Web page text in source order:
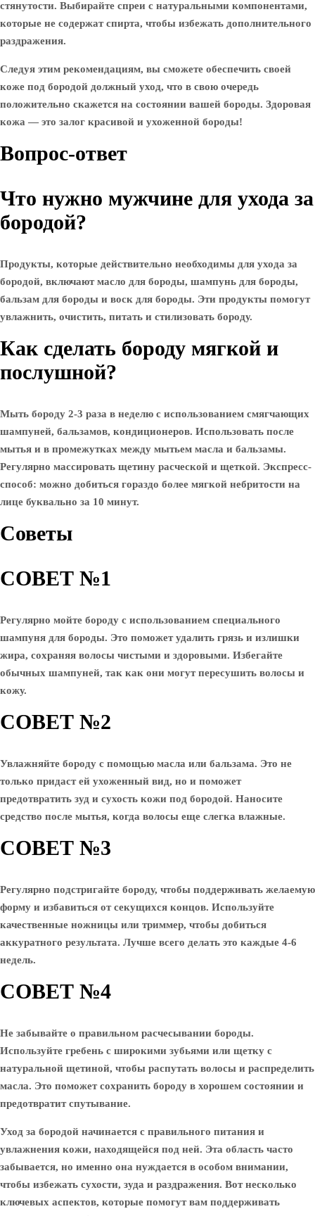
стянутости. Выбирайте спреи с натуральными компонентами,
которые не содержат спирта, чтобы избежать дополнительного
раздражения.
Следуя этим рекомендациям, вы сможете обеспечить своей
коже под бородой должный уход, что в свою очередь
положительно скажется на состоянии вашей бороды. Здоровая
кожа — это залог красивой и ухоженной бороды!
Вопрос-ответ
Что нужно мужчине для ухода за
бородой?
Продукты, которые действительно необходимы для ухода за
бородой, включают масло для бороды, шампунь для бороды,
бальзам для бороды и воск для бороды. Эти продукты помогут
увлажнить, очистить, питать и стилизовать бороду.
Как сделать бороду мягкой и
послушной?
Мыть бороду 2-3 раза в неделю с использованием смягчающих
шампуней, бальзамов, кондиционеров. Использовать после
мытья и в промежутках между мытьем масла и бальзамы.
Регулярно массировать щетину расческой и щеткой. Экспресс-
способ: можно добиться гораздо более мягкой небритости на
лице буквально за 10 минут.
Советы
СОВЕТ №1
Регулярно мойте бороду с использованием специального
шампуня для бороды. Это поможет удалить грязь и излишки
жира, сохраняя волосы чистыми и здоровыми. Избегайте
обычных шампуней, так как они могут пересушить волосы и
кожу.
СОВЕТ №2
Увлажняйте бороду с помощью масла или бальзама. Это не
только придаст ей ухоженный вид, но и поможет
предотвратить зуд и сухость кожи под бородой. Наносите
средство после мытья, когда волосы еще слегка влажные.
СОВЕТ №3
Регулярно подстригайте бороду, чтобы поддерживать желаемую
форму и избавиться от секущихся концов. Используйте
качественные ножницы или триммер, чтобы добиться
аккуратного результата. Лучше всего делать это каждые 4-6
недель.
СОВЕТ №4
Не забывайте о правильном расчесывании бороды.
Используйте гребень с широкими зубьями или щетку с
натуральной щетиной, чтобы распутать волосы и распределить
масла. Это поможет сохранить бороду в хорошем состоянии и
предотвратит спутывание.
Уход за бородой начинается с правильного питания и
увлажнения кожи, находящейся под ней. Эта область часто
забывается, но именно она нуждается в особом внимании,
чтобы избежать сухости, зуда и раздражения. Вот несколько
ключевых аспектов, которые помогут вам поддерживать